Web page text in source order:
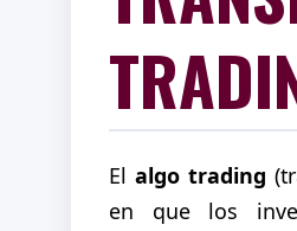
Elalgo trading
en que los